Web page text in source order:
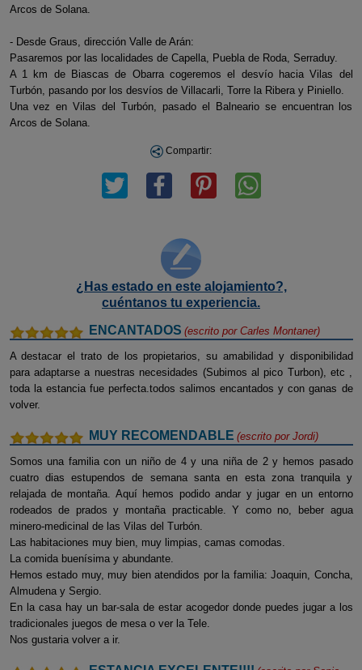
Arcos de Solana.
- Desde Graus, dirección Valle de Arán:
Pasaremos por las localidades de Capella, Puebla de Roda, Serraduy.
A 1 km de Biascas de Obarra cogeremos el desvío hacia Vilas del
Turbón, pasando por los desvíos de Villacarli, Torre la Ribera y Piniello.
Una vez en Vilas del Turbón, pasado el Balneario se encuentran los
Arcos de Solana.
Compartir:
¿Has estado en este alojamiento?,
cuéntanos tu experiencia.
ENCANTADOS (escrito por Carles Montaner)
A destacar el trato de los propietarios, su amabilidad y disponibilidad
para adaptarse a nuestras necesidades (Subimos al pico Turbon), etc ,
toda la estancia fue perfecta.todos salimos encantados y con ganas de
volver.
MUY RECOMENDABLE (escrito por Jordi)
Somos una familia con un niño de 4 y una niña de 2 y hemos pasado
cuatro dias estupendos de semana santa en esta zona tranquila y
relajada de montaña. Aquí hemos podido andar y jugar en un entorno
rodeados de prados y montaña practicable. Y como no, beber agua
minero-medicinal de las Vilas del Turbón.
Las habitaciones muy bien, muy limpias, camas comodas.
La comida buenísima y abundante.
Hemos estado muy, muy bien atendidos por la familia: Joaquin, Concha,
Almudena y Sergio.
En la casa hay un bar-sala de estar acogedor donde puedes jugar a los
tradicionales juegos de mesa o ver la Tele.
Nos gustaria volver a ir.